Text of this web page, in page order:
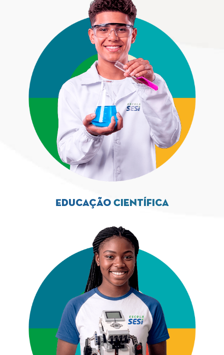
Educação Científica